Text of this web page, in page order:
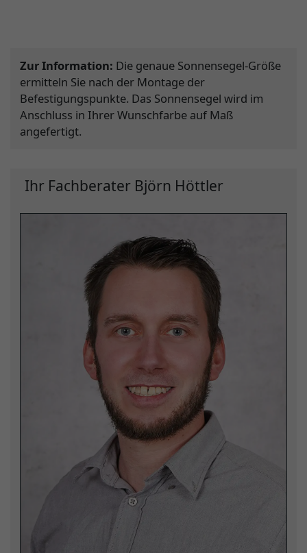
Zur Information: Die genaue Sonnensegel-Größe
ermitteln Sie nach der Montage der
Befestigungspunkte. Das Sonnensegel wird im
Anschluss in Ihrer Wunschfarbe auf Maß
angefertigt.
Ihr Fachberater Björn Höttler